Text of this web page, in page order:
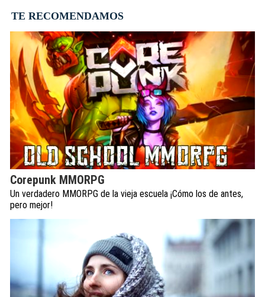
TE RECOMENDAMOS
Corepunk MMORPG
Un verdadero MMORPG de la vieja escuela ¡Cómo los de antes,
pero mejor!